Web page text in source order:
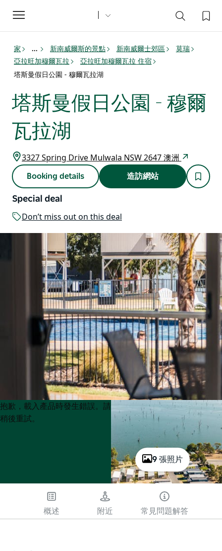
Toggle
navigation
家 ... 新南威爾斯的景點 新南威爾士郊區
莫瑞
亞拉旺加穆爾瓦拉
亞拉旺加穆爾瓦拉 住宿
塔斯曼假日公園 - 穆爾瓦拉湖
塔斯曼假日公園 - 穆爾
瓦拉湖
3327 Spring Drive Mulwala NSW 2647 澳洲
Booking details 造訪網站
Special deal
Don’t miss out on this deal
9 張照片
Product
List
Product
List
抱歉，載入產品時發生錯誤。請
稍後重試。
概述 附近 常見問題解答